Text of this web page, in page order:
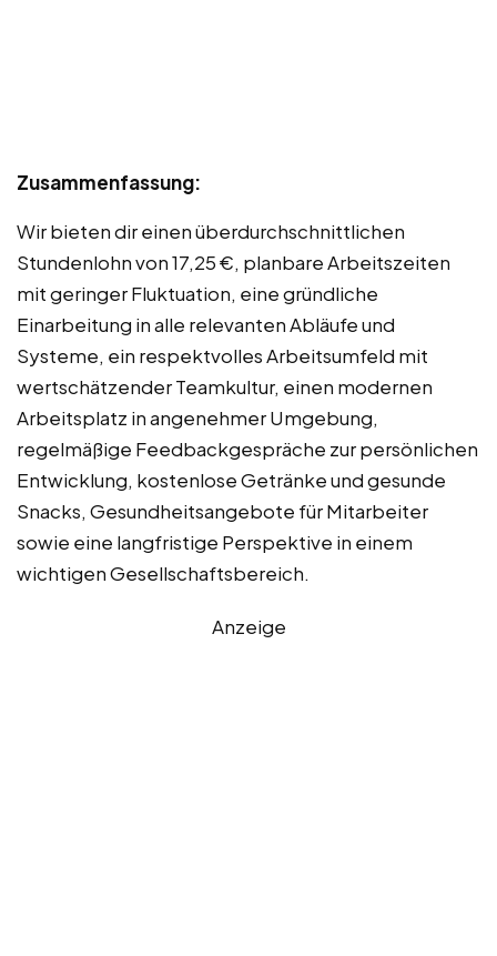
Zusammenfassung:
Wir bieten dir einen überdurchschnittlichen
Stundenlohn von 17,25 €, planbare Arbeitszeiten
mit geringer Fluktuation, eine gründliche
Einarbeitung in alle relevanten Abläufe und
Systeme, ein respektvolles Arbeitsumfeld mit
wertschätzender Teamkultur, einen modernen
Arbeitsplatz in angenehmer Umgebung,
regelmäßige Feedbackgespräche zur persönlichen
Entwicklung, kostenlose Getränke und gesunde
Snacks, Gesundheitsangebote für Mitarbeiter
sowie eine langfristige Perspektive in einem
wichtigen Gesellschaftsbereich.
Anzeige